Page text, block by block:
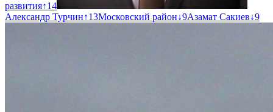
развития↑14
Александр Турчин↑13Московский район↓9Азамат Сакиев↓9